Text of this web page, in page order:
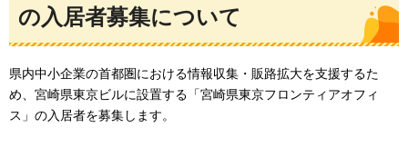
の入居者募集について
県内中小企業の首都圏における情報収集・販路拡大を支援するた
め、宮崎県東京ビルに設置する「宮崎県東京フロンティアオフィ
ス」の入居者を募集します。